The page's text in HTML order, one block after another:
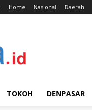
Home Nasional Daerah
TOKOH DENPASAR